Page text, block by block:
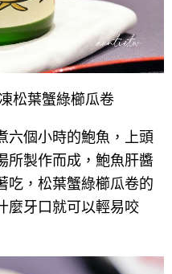
松葉蟹綠櫛瓜卷
六個小時的鮑魚，上頭
所製作而成，鮑魚肝醬
吃，松葉蟹綠櫛瓜卷的
麼牙口就可以輕易咬